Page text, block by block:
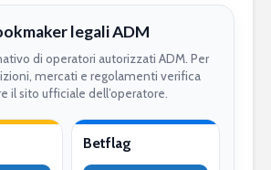
legali ADM
di operatori autorizzati ADM. Per
mercati e regolamenti verifica
il sito ufficiale dell’operatore.
Betflag